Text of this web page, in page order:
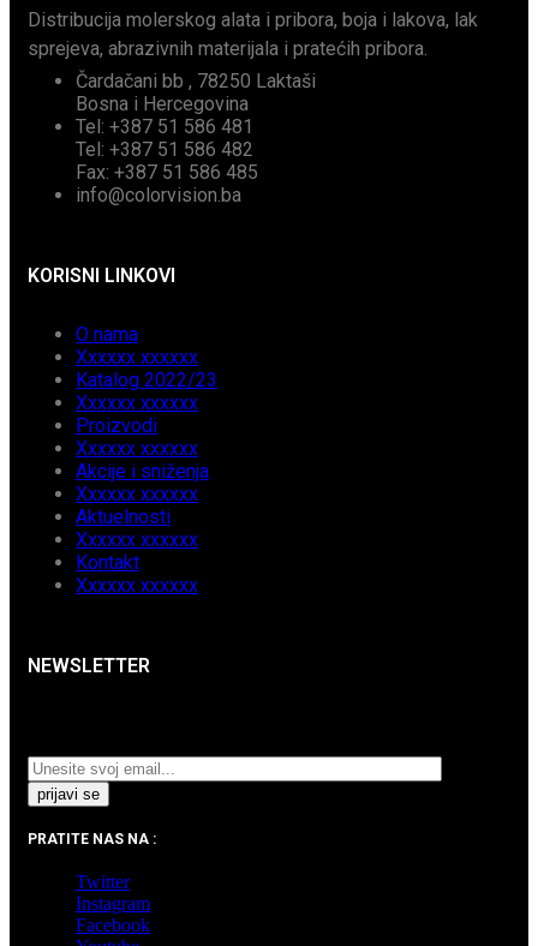
Distribucija molerskog alata i pribora, boja i lakova, lak
sprejeva, abrazivnih materijala i pratećih pribora.
Čardačani bb , 78250 Laktaši
Bosna i Hercegovina
Tel: +387 51 586 481
Tel: +387 51 586 482
Fax: +387 51 586 485
info@colorvision.ba
KORISNI LINKOVI
O nama
Xxxxxx xxxxxx
Katalog 2022/23
Xxxxxx xxxxxx
Proizvodi
Xxxxxx xxxxxx
Akcije i sniženja
Xxxxxx xxxxxx
Aktuelnosti
Xxxxxx xxxxxx
Kontakt
Xxxxxx xxxxxx
NEWSLETTER
PRATITE NAS NA :
Twitter
Instagram
Facebook